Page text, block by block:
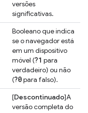
versões
significativas.
Booleano que indica
se o navegador está
em um dispositivo
móvel (?1 para
verdadeiro) ou não
(?0para falso).
[Descontinuado]A
versão completa do